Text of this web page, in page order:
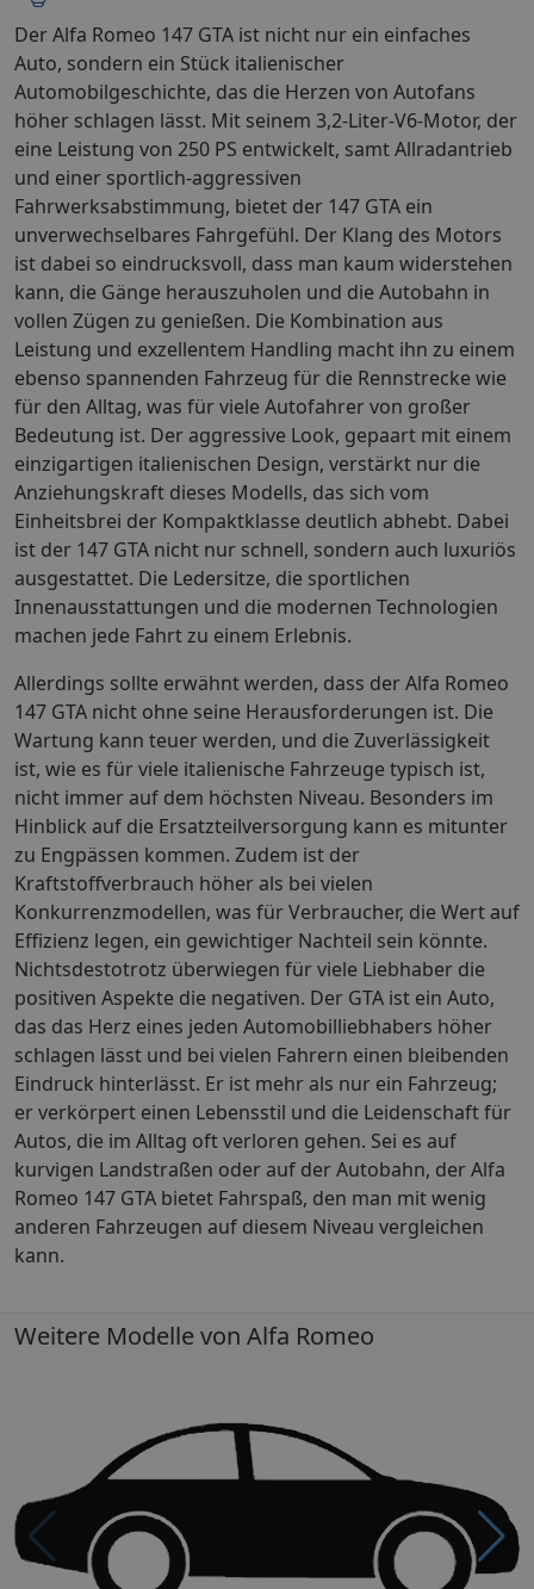
Der Alfa Romeo 147 GTA ist nicht nur ein einfaches
Auto, sondern ein Stück italienischer
Automobilgeschichte, das die Herzen von Autofans
höher schlagen lässt. Mit seinem 3,2-Liter-V6-Motor, der
eine Leistung von 250 PS entwickelt, samt Allradantrieb
und einer sportlich-aggressiven
Fahrwerksabstimmung, bietet der 147 GTA ein
unverwechselbares Fahrgefühl. Der Klang des Motors
ist dabei so eindrucksvoll, dass man kaum widerstehen
kann, die Gänge herauszuholen und die Autobahn in
vollen Zügen zu genießen. Die Kombination aus
Leistung und exzellentem Handling macht ihn zu einem
ebenso spannenden Fahrzeug für die Rennstrecke wie
für den Alltag, was für viele Autofahrer von großer
Bedeutung ist. Der aggressive Look, gepaart mit einem
einzigartigen italienischen Design, verstärkt nur die
Anziehungskraft dieses Modells, das sich vom
Einheitsbrei der Kompaktklasse deutlich abhebt. Dabei
ist der 147 GTA nicht nur schnell, sondern auch luxuriös
ausgestattet. Die Ledersitze, die sportlichen
Innenausstattungen und die modernen Technologien
machen jede Fahrt zu einem Erlebnis.
Allerdings sollte erwähnt werden, dass der Alfa Romeo
147 GTA nicht ohne seine Herausforderungen ist. Die
Wartung kann teuer werden, und die Zuverlässigkeit
ist, wie es für viele italienische Fahrzeuge typisch ist,
nicht immer auf dem höchsten Niveau. Besonders im
Hinblick auf die Ersatzteilversorgung kann es mitunter
zu Engpässen kommen. Zudem ist der
Kraftstoffverbrauch höher als bei vielen
Konkurrenzmodellen, was für Verbraucher, die Wert auf
Effizienz legen, ein gewichtiger Nachteil sein könnte.
Nichtsdestotrotz überwiegen für viele Liebhaber die
positiven Aspekte die negativen. Der GTA ist ein Auto,
das das Herz eines jeden Automobilliebhabers höher
schlagen lässt und bei vielen Fahrern einen bleibenden
Eindruck hinterlässt. Er ist mehr als nur ein Fahrzeug;
er verkörpert einen Lebensstil und die Leidenschaft für
Autos, die im Alltag oft verloren gehen. Sei es auf
kurvigen Landstraßen oder auf der Autobahn, der Alfa
Romeo 147 GTA bietet Fahrspaß, den man mit wenig
anderen Fahrzeugen auf diesem Niveau vergleichen
kann.
Weitere Modelle von Alfa Romeo